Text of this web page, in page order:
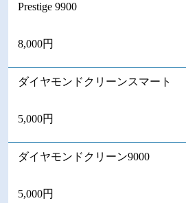
Prestige 9900
8,000円
ダイヤモンドクリーンスマート
5,000円
ダイヤモンドクリーン9000
5,000円